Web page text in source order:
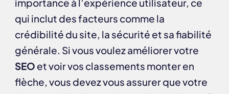
importance à l’expérience utilisateur, ce
qui inclut des facteurs comme la
crédibilité du site, la sécurité et sa fiabilité
générale. Si vous voulez améliorer votre
SEO et voir vos classements monter en
flèche, vous devez vous assurer que votre